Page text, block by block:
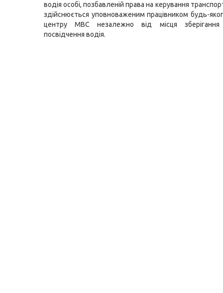
водія особі, позбавленій права на керування
здійснюється уповноваженим працівником будь-
центру МВС незалежно від місця зберігання
посвідчення водія.